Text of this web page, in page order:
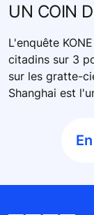
UN COIN
L'enquête
citadins sur 3
sur les gratte-
Shanghai est